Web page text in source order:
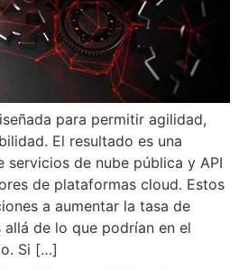
para permitir agilidad,
El resultado es una
servicios de nube pública y API
de plataformas cloud. Estos
a aumentar la tasa de
de lo que podrían en el
Si […]